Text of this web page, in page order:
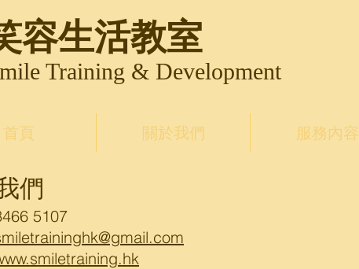
容生活教室
Training & Development
首頁 關於我們 服務內容
們
5107